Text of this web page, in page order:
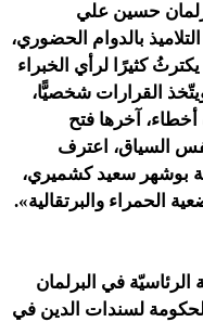
حسين علي
بالدوام الحضوري،
كثيرًا لرأي الخبراء
القرارات شخصيًّا،
آخرها فتح
السياق، اعترف
بوشهر سعيد كشميري،
الحمراء والبرتقالية».
في البرلمان
لسندات الدين في